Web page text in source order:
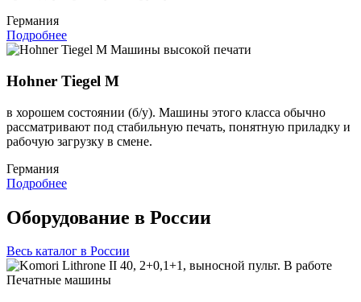
Германия
Подробнее
Машины высокой печати
Hohner Tiegel M
в хорошем состоянии (б/у). Машины этого класса обычно
рассматривают под стабильную печать, понятную приладку и
рабочую загрузку в смене.
Германия
Подробнее
Оборудование в России
Весь каталог в России
Печатные машины